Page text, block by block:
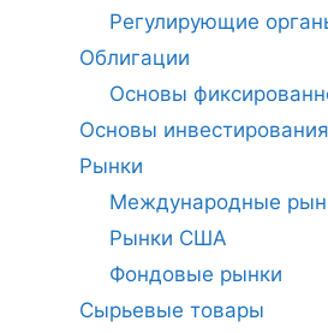
Регулирующие
Облигации
Основы
Основы инвестирования
Рынки
Международные
Рынки США
Фондовые рынки
Сырьевые товары